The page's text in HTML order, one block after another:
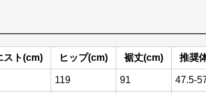
スト(cm) ヒップ(cm) 裾丈(cm) 推奨
119 91 47.5-